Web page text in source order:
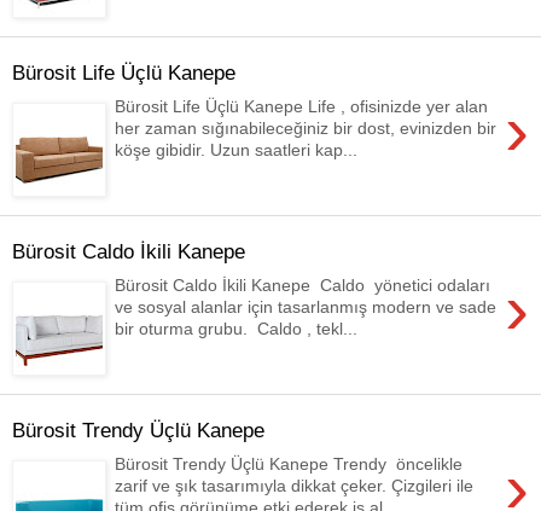
Bürosit Life Üçlü Kanepe
›
Bürosit Life Üçlü Kanepe Life , ofisinizde yer alan
her zaman sığınabileceğiniz bir dost, evinizden bir
köşe gibidir. Uzun saatleri kap...
Bürosit Caldo İkili Kanepe
›
Bürosit Caldo İkili Kanepe Caldo yönetici odaları
ve sosyal alanlar için tasarlanmış modern ve sade
bir oturma grubu. Caldo , tekl...
Bürosit Trendy Üçlü Kanepe
›
Bürosit Trendy Üçlü Kanepe Trendy öncelikle
zarif ve şık tasarımıyla dikkat çeker. Çizgileri ile